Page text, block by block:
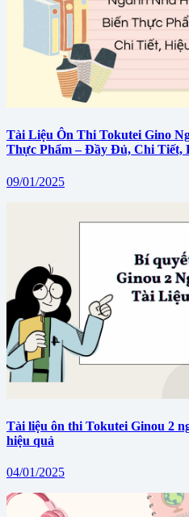
Tài Liệu Ôn Thi Tokutei Gino
Thực Phẩm – Đầy Đủ, Chi Tiết,
09/01/2025
Tài liệu ôn thi Tokutei Ginou 2
hiệu quả
04/01/2025